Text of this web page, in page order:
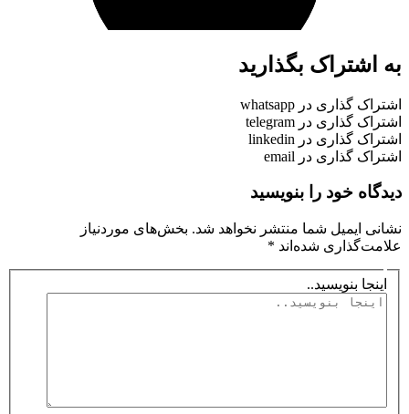
به اشتراک بگذارید
اشتراک گذاری در whatsapp
اشتراک گذاری در telegram
اشتراک گذاری در linkedin
اشتراک گذاری در email
دیدگاه‌ خود را بنویسید
نشانی ایمیل شما منتشر نخواهد شد. بخش‌های موردنیاز
علامت‌گذاری شده‌اند *
اینجا بنویسید..